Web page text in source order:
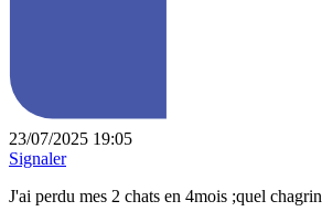
23/07/2025 19:05
Signaler
J'ai perdu mes 2 chats en 4mois ;quel chagrin